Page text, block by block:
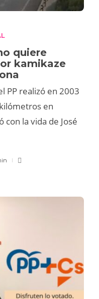
quiere
kamikaze
PP realizó en 2003
en
con la vida de José